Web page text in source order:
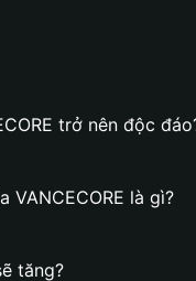
trở nên độc
VANCECORE là gì?
tăng?